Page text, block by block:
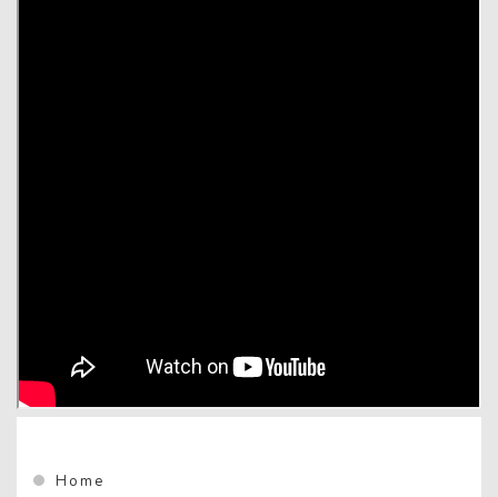
You are here :
Home